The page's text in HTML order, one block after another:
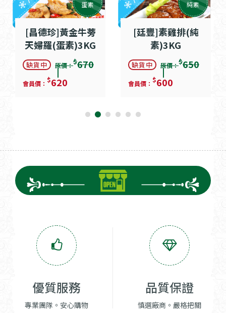
[昌德珍]黃金牛蒡
天婦羅(蛋素)3KG
缺貨中 原價：$670
會員價： $620
蛋素
[廷豐]素雞排(純
素)3KG
缺貨中 原價：$650
會員價： $600
純素
優質服務
專業團隊。安心購物
品質保證
慎選廠商。嚴格把關